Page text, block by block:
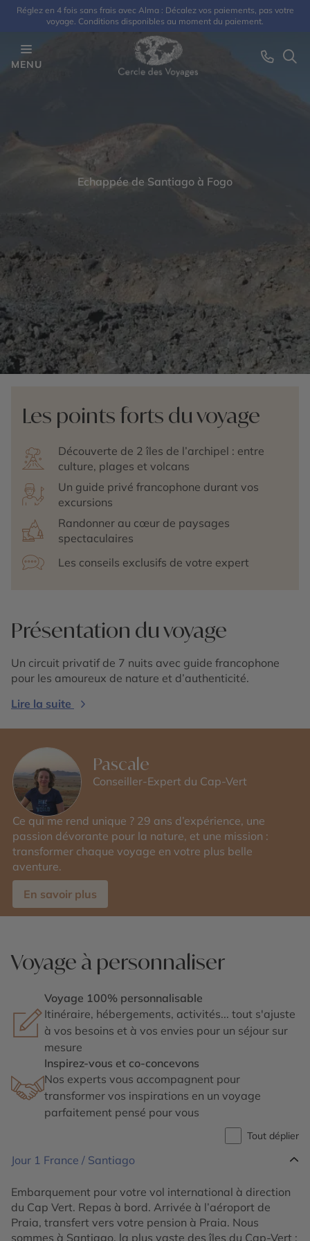
Réglez en 4 fois sans frais avec Alma : Décalez vos paiements, pas votre
voyage. Conditions disponibles au moment du paiement.
MENU
Echappée de Santiago à Fogo
Les points forts du voyage
Découverte de 2 îles de l’archipel : entre
culture, plages et volcans
Un guide privé francophone durant vos
excursions
Randonner au cœur de paysages
spectaculaires
Les conseils exclusifs de votre expert
Présentation du voyage
Un circuit privatif de 7 nuits avec guide francophone
pour les amoureux de nature et d’authenticité.
Lire la suite
Pascale
Conseiller-Expert du Cap-Vert
Ce qui me rend unique ? 29 ans d’expérience, une
passion dévorante pour la nature, et une mission :
transformer chaque voyage en votre plus belle
aventure.
En savoir plus
Voyage à personnaliser
Voyage 100% personnalisable
Itinéraire, hébergements, activités... tout s'ajuste
à vos besoins et à vos envies pour un séjour sur
mesure
Inspirez-vous et co-concevons
Nos experts vous accompagnent pour
transformer vos inspirations en un voyage
parfaitement pensé pour vous
Tout déplier
Jour 1 France / Santiago
Embarquement pour votre vol international à direction
du Cap Vert. Repas à bord. Arrivée à l’aéroport de
Praia, transfert vers votre pension à Praia. Nous
sommes à Santiago, la plus vaste des îles du Cap-Vert ;